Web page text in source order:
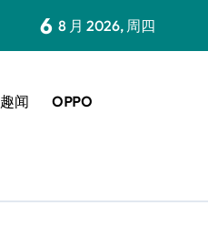
6 8 月 2026, 周四
趣闻 OPPO